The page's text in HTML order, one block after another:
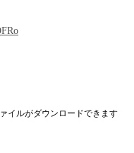
イルがダウンロードできます